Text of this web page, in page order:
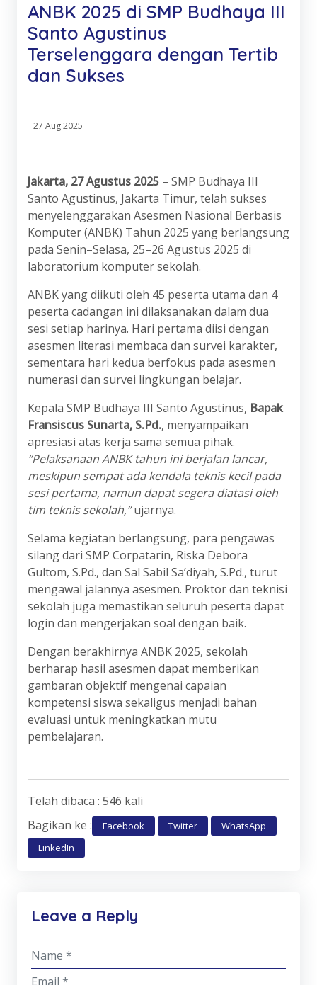
ANBK 2025 di SMP Budhaya III
Santo Agustinus
Terselenggara dengan Tertib
dan Sukses
27 Aug 2025
Jakarta, 27 Agustus 2025 – SMP Budhaya III
Santo Agustinus, Jakarta Timur, telah sukses
menyelenggarakan Asesmen Nasional Berbasis
Komputer (ANBK) Tahun 2025 yang berlangsung
pada Senin–Selasa, 25–26 Agustus 2025 di
laboratorium komputer sekolah.
ANBK yang diikuti oleh 45 peserta utama dan 4
peserta cadangan ini dilaksanakan dalam dua
sesi setiap harinya. Hari pertama diisi dengan
asesmen literasi membaca dan survei karakter,
sementara hari kedua berfokus pada asesmen
numerasi dan survei lingkungan belajar.
Kepala SMP Budhaya III Santo Agustinus, Bapak
Fransiscus Sunarta, S.Pd., menyampaikan
apresiasi atas kerja sama semua pihak.
“Pelaksanaan ANBK tahun ini berjalan lancar,
meskipun sempat ada kendala teknis kecil pada
sesi pertama, namun dapat segera diatasi oleh
tim teknis sekolah,”ujarnya.
Selama kegiatan berlangsung, para pengawas
silang dari SMP Corpatarin, Riska Debora
Gultom, S.Pd., dan Sal Sabil Sa’diyah, S.Pd., turut
mengawal jalannya asesmen. Proktor dan teknisi
sekolah juga memastikan seluruh peserta dapat
login dan mengerjakan soal dengan baik.
Dengan berakhirnya ANBK 2025, sekolah
berharap hasil asesmen dapat memberikan
gambaran objektif mengenai capaian
kompetensi siswa sekaligus menjadi bahan
evaluasi untuk meningkatkan mutu
pembelajaran.
Telah dibaca : 546 kali
Bagikan ke :
Facebook Twitter
WhatsApp
LinkedIn
Leave a Reply